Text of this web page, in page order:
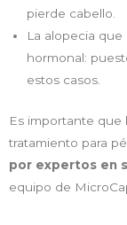
pierde cabello.
La alopecia
hormonal:
estos casos.
Es importante que
tratamiento para
por expertos en
equipo de